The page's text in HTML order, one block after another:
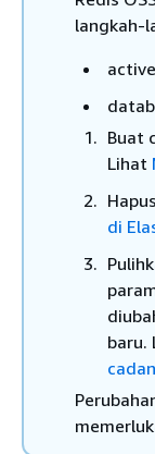
langkah-
Buat
Lihat
di
baru.